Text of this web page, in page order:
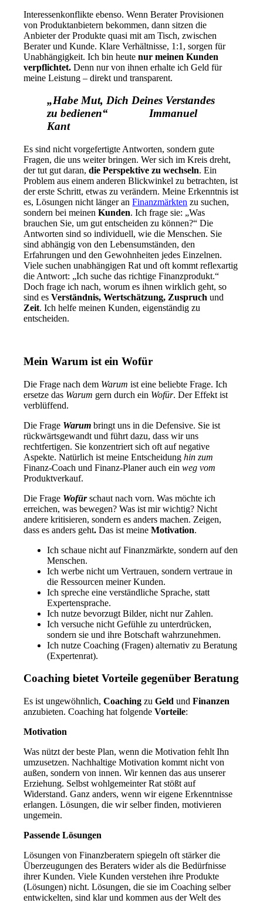
Interessenkonflikte ebenso. Wenn Berater Provisionen
von Produktanbietern bekommen, dann sitzen die
Anbieter der Produkte quasi mit am Tisch, zwischen
Berater und Kunde. Klare Verhältnisse, 1:1, sorgen für
Unabhängigkeit. Ich bin heute nur meinen Kunden
verpflichtet. Denn nur von ihnen erhalte ich Geld für
meine Leistung – direkt und transparent.
„Habe Mut, Dich Deines Verstandes
zu bedienen“ Immanuel
Kant
Es sind nicht vorgefertigte Antworten, sondern gute
Fragen, die uns weiter bringen. Wer sich im Kreis dreht,
der tut gut daran,die Perspektive zu wechseln. Ein
Problem aus einem anderen Blickwinkel zu betrachten, ist
der erste Schritt, etwas zu verändern. Meine Erkenntnis ist
es, Lösungen nicht länger anFinanzmärkten zu suchen,
sondern bei meinenKunden. Ich frage sie: „Was
brauchen Sie, um gut entscheiden zu können?“ Die
Antworten sind so individuell, wie die Menschen. Sie
sind abhängig von den Lebensumständen, den
Erfahrungen und den Gewohnheiten jedes Einzelnen.
Viele suchen unabhängigen Rat und oft kommt reflexartig
die Antwort: „Ich suche das richtige Finanzprodukt.“
Doch frage ich nach, worum es ihnen wirklich geht, so
sind esVerständnis, Wertschätzung, Zuspruchund
Zeit. Ich helfe meinen Kunden, eigenständig zu
entscheiden.
Mein Warum ist ein Wofür
Die Frage nach dem Warum ist eine beliebte Frage. Ich
ersetze das Warum gern durch ein Wofür. Der Effekt ist
verblüffend.
Die Frage Warum bringt uns in die Defensive. Sie ist
rückwärtsgewandt und führt dazu, dass wir uns
rechtfertigen. Sie konzentriert sich oft auf negative
Aspekte. Natürlich ist meine Entscheidunghin zum
Finanz-Coach und Finanz-Planer auch einweg vom
Produktverkauf.
Die Frage Wofür schaut nach vorn. Was möchte ich
erreichen, was bewegen? Was ist mir wichtig? Nicht
andere kritisieren, sondern es anders machen. Zeigen,
dass es anders geht. Das ist meine Motivation.
Ich schaue nicht auf Finanzmärkte, sondern auf den
Menschen.
Ich werbe nicht um Vertrauen, sondern vertraue in
die Ressourcen meiner Kunden.
Ich spreche eine verständliche Sprache, statt
Expertensprache.
Ich nutze bevorzugt Bilder, nicht nur Zahlen.
Ich versuche nicht Gefühle zu unterdrücken,
sondern sie und ihre Botschaft wahrzunehmen.
Ich nutze Coaching (Fragen) alternativ zu Beratung
(Expertenrat).
Coaching bietet Vorteile gegenüber Beratung
Es ist ungewöhnlich,Coaching zuGeld undFinanzen
anzubieten. Coaching hat folgende Vorteile:
Motivation
Was nützt der beste Plan, wenn die Motivation fehlt Ihn
umzusetzen. Nachhaltige Motivation kommt nicht von
außen, sondern von innen. Wir kennen das aus unserer
Erziehung. Selbst wohlgemeinter Rat stößt auf
Widerstand. Ganz anders, wenn wir eigene Erkenntnisse
erlangen. Lösungen, die wir selber finden, motivieren
ungemein.
Passende Lösungen
Lösungen von Finanzberatern spiegeln oft stärker die
Überzeugungen des Beraters wider als die Bedürfnisse
ihrer Kunden. Viele Kunden verstehen ihre Produkte
(Lösungen) nicht. Lösungen, die sie im Coaching selber
entwickelten, sind klar und kommen aus der Welt des